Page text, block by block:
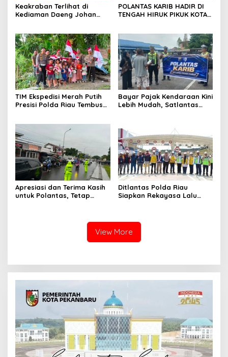
Keakraban Terlihat di
Kediaman Daeng Johan
Dalam Rangka Acara Rutin
Grup Info Lalu Lintas
sekaligus Doa Syukuran
Menempati Rumah.
POLANTAS KARIB HADIR DI
TENGAH HIRUK PIKUK KOTA
SEMANGAT KESELAMATAN,
NASIONALISME DAN GREEN
POLICING JELANG HUT KE-81
RI
TIM Ekspedisi Merah Putih
Presisi Polda Riau Tembus
Putih Hadirkan Kepedulian
Nyata untuk Negeri
Bayar Pajak Kendaraan Kini
Lebih Mudah, Satlantas
Program Pemutihan
Apresiasi dan Terima Kasih
untuk Polantas, Tetap
Ditlantas Polda Riau
Siapkan Rekayasa Lalu
Keselamatan Masyarakat
Jadi Prioritas
View More